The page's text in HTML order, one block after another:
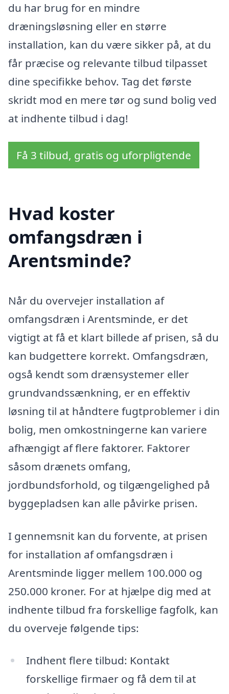
du har brug for en mindre
dræningsløsning eller en større
installation, kan du være sikker på, at du
får præcise og relevante tilbud tilpasset
dine specifikke behov. Tag det første
skridt mod en mere tør og sund bolig ved
at indhente tilbud i dag!
Få 3 tilbud, gratis og uforpligtende
Hvad koster
omfangsdræn i
Arentsminde?
Når du overvejer installation af
omfangsdræn i Arentsminde, er det
vigtigt at få et klart billede af prisen, så du
kan budgettere korrekt. Omfangsdræn,
også kendt som drænsystemer eller
grundvandssænkning, er en effektiv
løsning til at håndtere fugtproblemer i din
bolig, men omkostningerne kan variere
afhængigt af flere faktorer. Faktorer
såsom drænets omfang,
jordbundsforhold, og tilgængelighed på
byggepladsen kan alle påvirke prisen.
I gennemsnit kan du forvente, at prisen
for installation af omfangsdræn i
Arentsminde ligger mellem 100.000 og
250.000 kroner. For at hjælpe dig med at
indhente tilbud fra forskellige fagfolk, kan
du overveje følgende tips:
Indhent flere tilbud: Kontakt
forskellige firmaer og få dem til at